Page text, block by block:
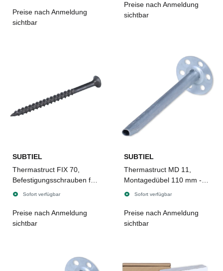
Preise nach Anmeldung
sichtbar
Preise nach Anmeldung
sichtbar
SUBTIEL
Thermastruct FIX 70,
Befestigungsschrauben für
Kaminbauplatten 70 mm -
Sofort verfügbar
Preise nach Anmeldung
sichtbar
SUBTIEL
Thermastruct MD 11,
Montagedübel 110 mm -
10 Stück
Sofort verfügbar
Preise nach Anmeldung
sichtbar